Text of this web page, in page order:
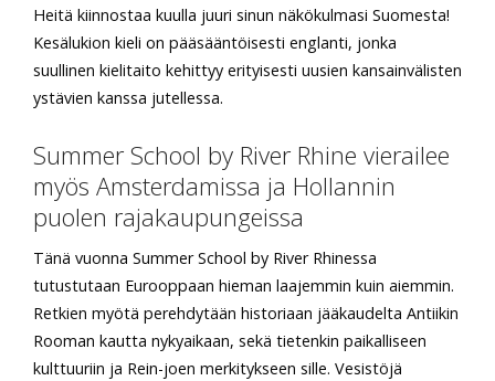
Heitä kiinnostaa kuulla juuri sinun näkökulmasi Suomesta!
Kesälukion kieli on pääsääntöisesti englanti, jonka
suullinen kielitaito kehittyy erityisesti uusien kansainvälisten
ystävien kanssa jutellessa.
Summer School by River Rhine vierailee
myös Amsterdamissa ja Hollannin
puolen rajakaupungeissa
Tänä vuonna Summer School by River Rhinessa
tutustutaan Eurooppaan hieman laajemmin kuin aiemmin.
Retkien myötä perehdytään historiaan jääkaudelta Antiikin
Rooman kautta nykyaikaan, sekä tietenkin paikalliseen
kulttuuriin ja Rein-joen merkitykseen sille. Vesistöjä